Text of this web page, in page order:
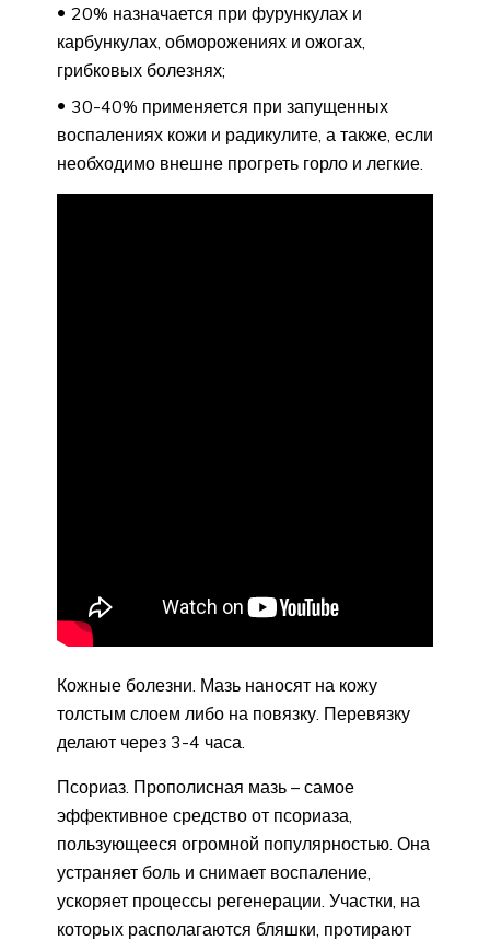
20% назначается при фурункулах и
карбункулах, обморожениях и ожогах,
грибковых болезнях;
30-40% применяется при запущенных
воспалениях кожи и радикулите, а также, если
необходимо внешне прогреть горло и легкие.
Кожные болезни. Мазь наносят на кожу
толстым слоем либо на повязку. Перевязку
делают через 3-4 часа.
Псориаз. Прополисная мазь – самое
эффективное средство от псориаза,
пользующееся огромной популярностью. Она
устраняет боль и снимает воспаление,
ускоряет процессы регенерации. Участки, на
которых располагаются бляшки, протирают